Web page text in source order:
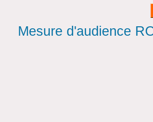
Mesure d'audience